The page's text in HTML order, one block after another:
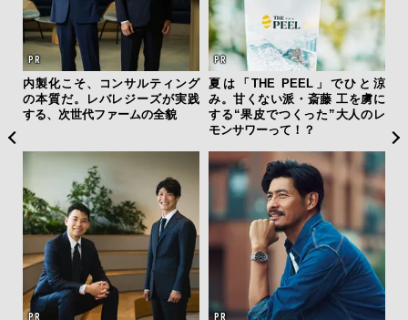
内製化こそ、コンサルティング
の本質だ。レバレジーズが実践
する、次世代ファームの全貌
夏は「THE PEEL」でひと涼
み。甘くない派・斎藤 工を虜に
する“果皮でつくった”大人のレ
モンサワーって！？
グ